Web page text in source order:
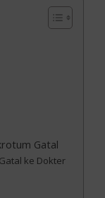
Gatal
ke Dokter